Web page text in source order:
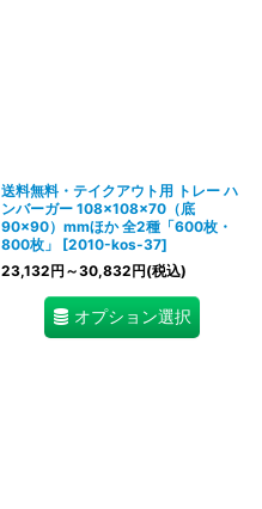
送料無料・テイクアウト用 トレー ハ
ンバーガー 108×108×70（底
90×90）mmほか 全2種「600枚・
800枚」
[2010-kos-37]
23,132円 ～30,832円(税込)
オプション選択